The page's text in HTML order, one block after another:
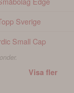
Sverige
Small Cap
Visa fler